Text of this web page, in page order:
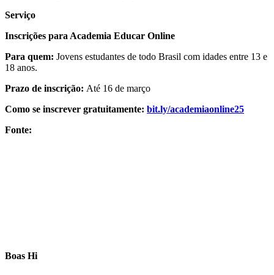
Serviço
Inscrições para Academia Educar Online
Para quem: Jovens estudantes de todo Brasil com idades entre 13 e
18 anos.
Prazo de inscrição: Até 16 de março
Como se inscrever gratuitamente: bit.ly/academiaonline25
Fonte:
Boas Hi